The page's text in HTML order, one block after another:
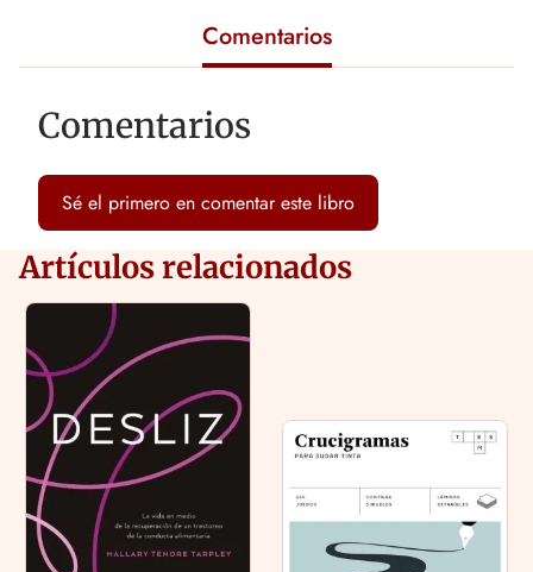
Comentarios
Comentarios
Sé el primero en comentar este libro
Artículos relacionados